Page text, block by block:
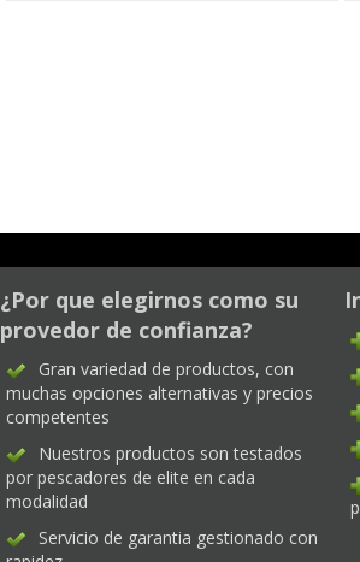
¿Por que elegirnos como su
provedor de confianza?
Gran variedad de productos, con
muchas opciones alternativas y precios
competentes
Nuestros productos son testados
por pescadores de elite en cada
modalidad
Servicio de garantia gestionado con